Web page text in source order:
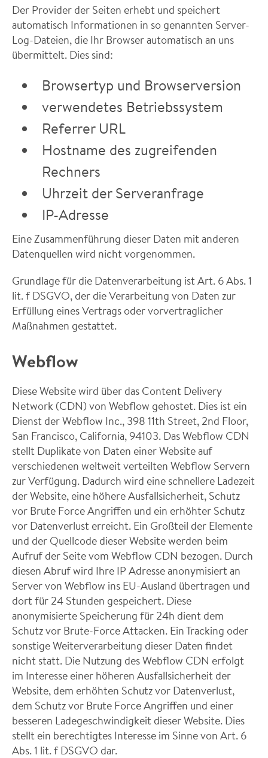
Der Provider der Seiten erhebt und speichert
automatisch Informationen in so genannten Server-
Log-Dateien, die Ihr Browser automatisch an uns
übermittelt. Dies sind:
Browsertyp und Browserversion
verwendetes Betriebssystem
Referrer URL
Hostname des zugreifenden
Rechners
Uhrzeit der Serveranfrage
IP-Adresse
Eine Zusammenführung dieser Daten mit anderen
Datenquellen wird nicht vorgenommen.
Grundlage für die Datenverarbeitung ist Art. 6 Abs. 1
lit. f DSGVO, der die Verarbeitung von Daten zur
Erfüllung eines Vertrags oder vorvertraglicher
Maßnahmen gestattet.
Webflow
Diese Website wird über das Content Delivery
Network (CDN) von Webflow gehostet. Dies ist ein
Dienst der Webflow Inc., 398 11th Street, 2nd Floor,
San Francisco, California, 94103. Das Webflow CDN
stellt Duplikate von Daten einer Website auf
verschiedenen weltweit verteilten Webflow Servern
zur Verfügung. Dadurch wird eine schnellere Ladezeit
der Website, eine höhere Ausfallsicherheit, Schutz
vor Brute Force Angriffen und ein erhöhter Schutz
vor Datenverlust erreicht. Ein Großteil der Elemente
und der Quellcode dieser Website werden beim
Aufruf der Seite vom Webflow CDN bezogen. Durch
diesen Abruf wird Ihre IP Adresse anonymisiert an
Server von Webflow ins EU-Ausland übertragen und
dort für 24 Stunden gespeichert. Diese
anonymisierte Speicherung für 24h dient dem
Schutz vor Brute-Force Attacken. Ein Tracking oder
sonstige Weiterverarbeitung dieser Daten findet
nicht statt. Die Nutzung des Webflow CDN erfolgt
im Interesse einer höheren Ausfallsicherheit der
Website, dem erhöhten Schutz vor Datenverlust,
dem Schutz vor Brute Force Angriffen und einer
besseren Ladegeschwindigkeit dieser Website. Dies
stellt ein berechtigtes Interesse im Sinne von Art. 6
Abs. 1 lit. f DSGVO dar.